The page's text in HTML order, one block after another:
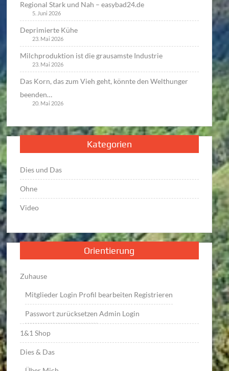
Regional Stark und Nah – easybad24.de
5. Juni 2026
Deprimierte Kühe
23. Mai 2026
Milchproduktion ist die grausamste Industrie
23. Mai 2026
Das Korn, das zum Vieh geht, könnte den Welthunger
beenden…
20. Mai 2026
Kategorien
Dies und Das
Ohne
Video
Orientierung
Zuhause
Mitglieder Login Profil bearbeiten Registrieren
Passwort zurücksetzen Admin Login
1&1 Shop
Dies & Das